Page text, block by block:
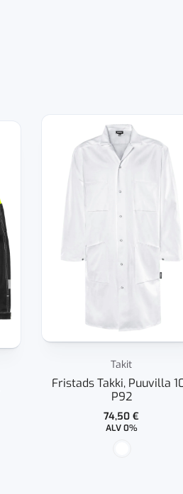
Takit
Fristads Takki, Puuvilla
P92
74,50€
ALV 0%